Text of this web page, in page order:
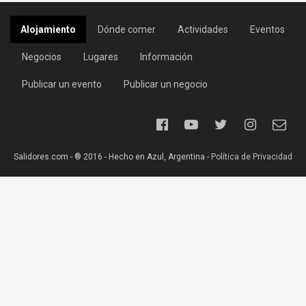
Alojamiento Dónde comer Actividades Eventos
Negocios Lugares Información
Publicar un evento Publicar un negocio
Salidores.com - ® 2016 - Hecho en Azul, Argentina - Política de Privacidad